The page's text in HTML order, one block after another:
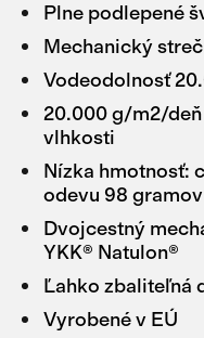
Plne podlepené
Mechanický
Vodeodolnosť
20.000 g/m2/
vlhkosti
Nízka hmotnosť:
odevu 98
Dvojcestný
YKK® Natulon®
Ľahko zbaliteľná
Vyrobené v EÚ